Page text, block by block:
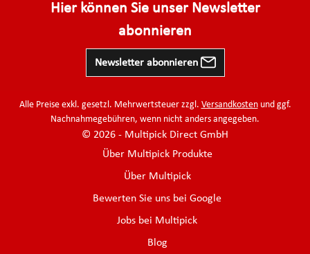
Hier können Sie unser Newsletter
abonnieren
Newsletter abonnieren
Alle Preise exkl. gesetzl. Mehrwertsteuer zzgl. Versandkostenund ggf.
Nachnahmegebühren, wenn nicht anders angegeben.
© 2026 - Multipick Direct GmbH
Über Multipick Produkte
Über Multipick
Bewerten Sie uns bei Google
Jobs bei Multipick
Blog